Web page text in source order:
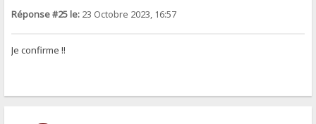
Réponse #25 le: 23 Octobre 2023, 16:57
Je confirme !!